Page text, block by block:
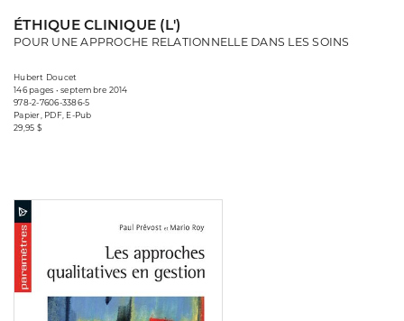
ÉTHIQUE CLINIQUE (L')
POUR UNE APPROCHE RELATIONNELLE DANS LES SOINS
Hubert Doucet
146 pages • septembre 2014
978-2-7606-3386-5
Papier, PDF, E-Pub
29,95 $